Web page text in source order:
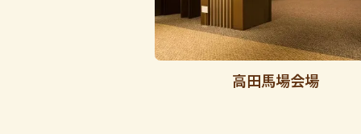
高田馬場会場